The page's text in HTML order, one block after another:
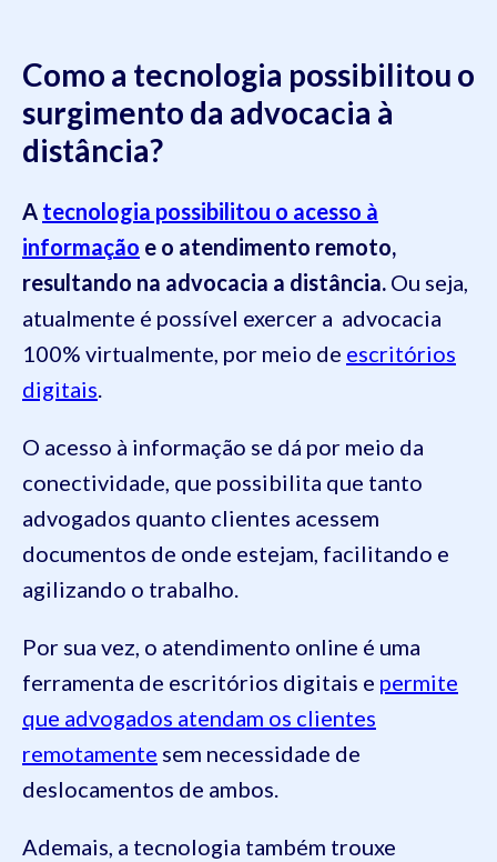
Como a tecnologia possibilitou o
surgimento da advocacia à
distância?
A tecnologia possibilitou o acesso à
informação e o atendimento remoto,
resultando na advocacia a distância. Ou seja,
atualmente é possível exercer a advocacia
100% virtualmente, por meio de escritórios
digitais.
O acesso à informação se dá por meio da
conectividade, que possibilita que tanto
advogados quanto clientes acessem
documentos de onde estejam, facilitando e
agilizando o trabalho.
Por sua vez, o atendimento online é uma
ferramenta de escritórios digitais e permite
que advogados atendam os clientes
remotamente sem necessidade de
deslocamentos de ambos.
Ademais, a tecnologia também trouxe